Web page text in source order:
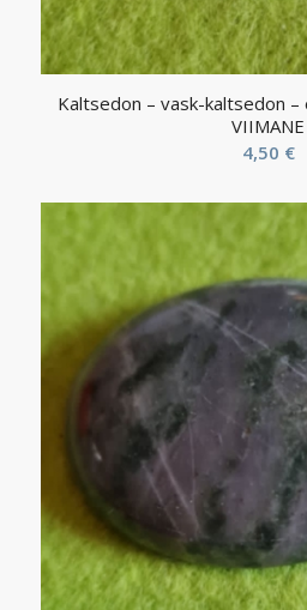
Kaltsedon – vask-kaltsedon –
VIIMANE
4,50 €